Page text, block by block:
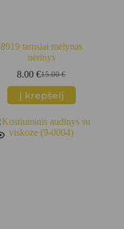
8919 tamsiai mėlynas
nėrinys
15.00€
Original
price
was:
8.00€Current
price
is:
Į krepšelį